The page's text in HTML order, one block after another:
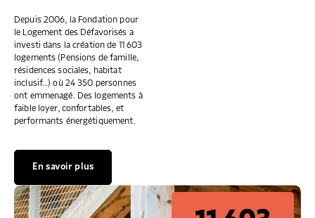
Depuis 2006, la Fondation pour
le Logement des Défavorisés a
investi dans la création de 11 603
logements (Pensions de famille,
résidences sociales, habitat
inclusif…) où 24 350 personnes
ont emmenagé. Des logements à
faible loyer, confortables, et
performants énergétiquement.
En savoir plus
appelants par an
Pour informer, conseiller et
orienter ceux qui en ont besoin.
Si vous êtes en difficulté : 0805
299 049 ou
contactape@fondationpourlelogement.fr
Nous contacter
560
Depuis 2006, la Fondation pour
le Logement des Défavorisés a
financé 138 accueils de jour
partout en France qui accueillent,
accompagnent et orientent vers
le logement les personnes les
plus démunies.